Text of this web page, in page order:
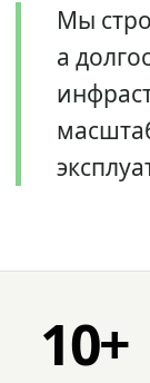
Мы
а
10+